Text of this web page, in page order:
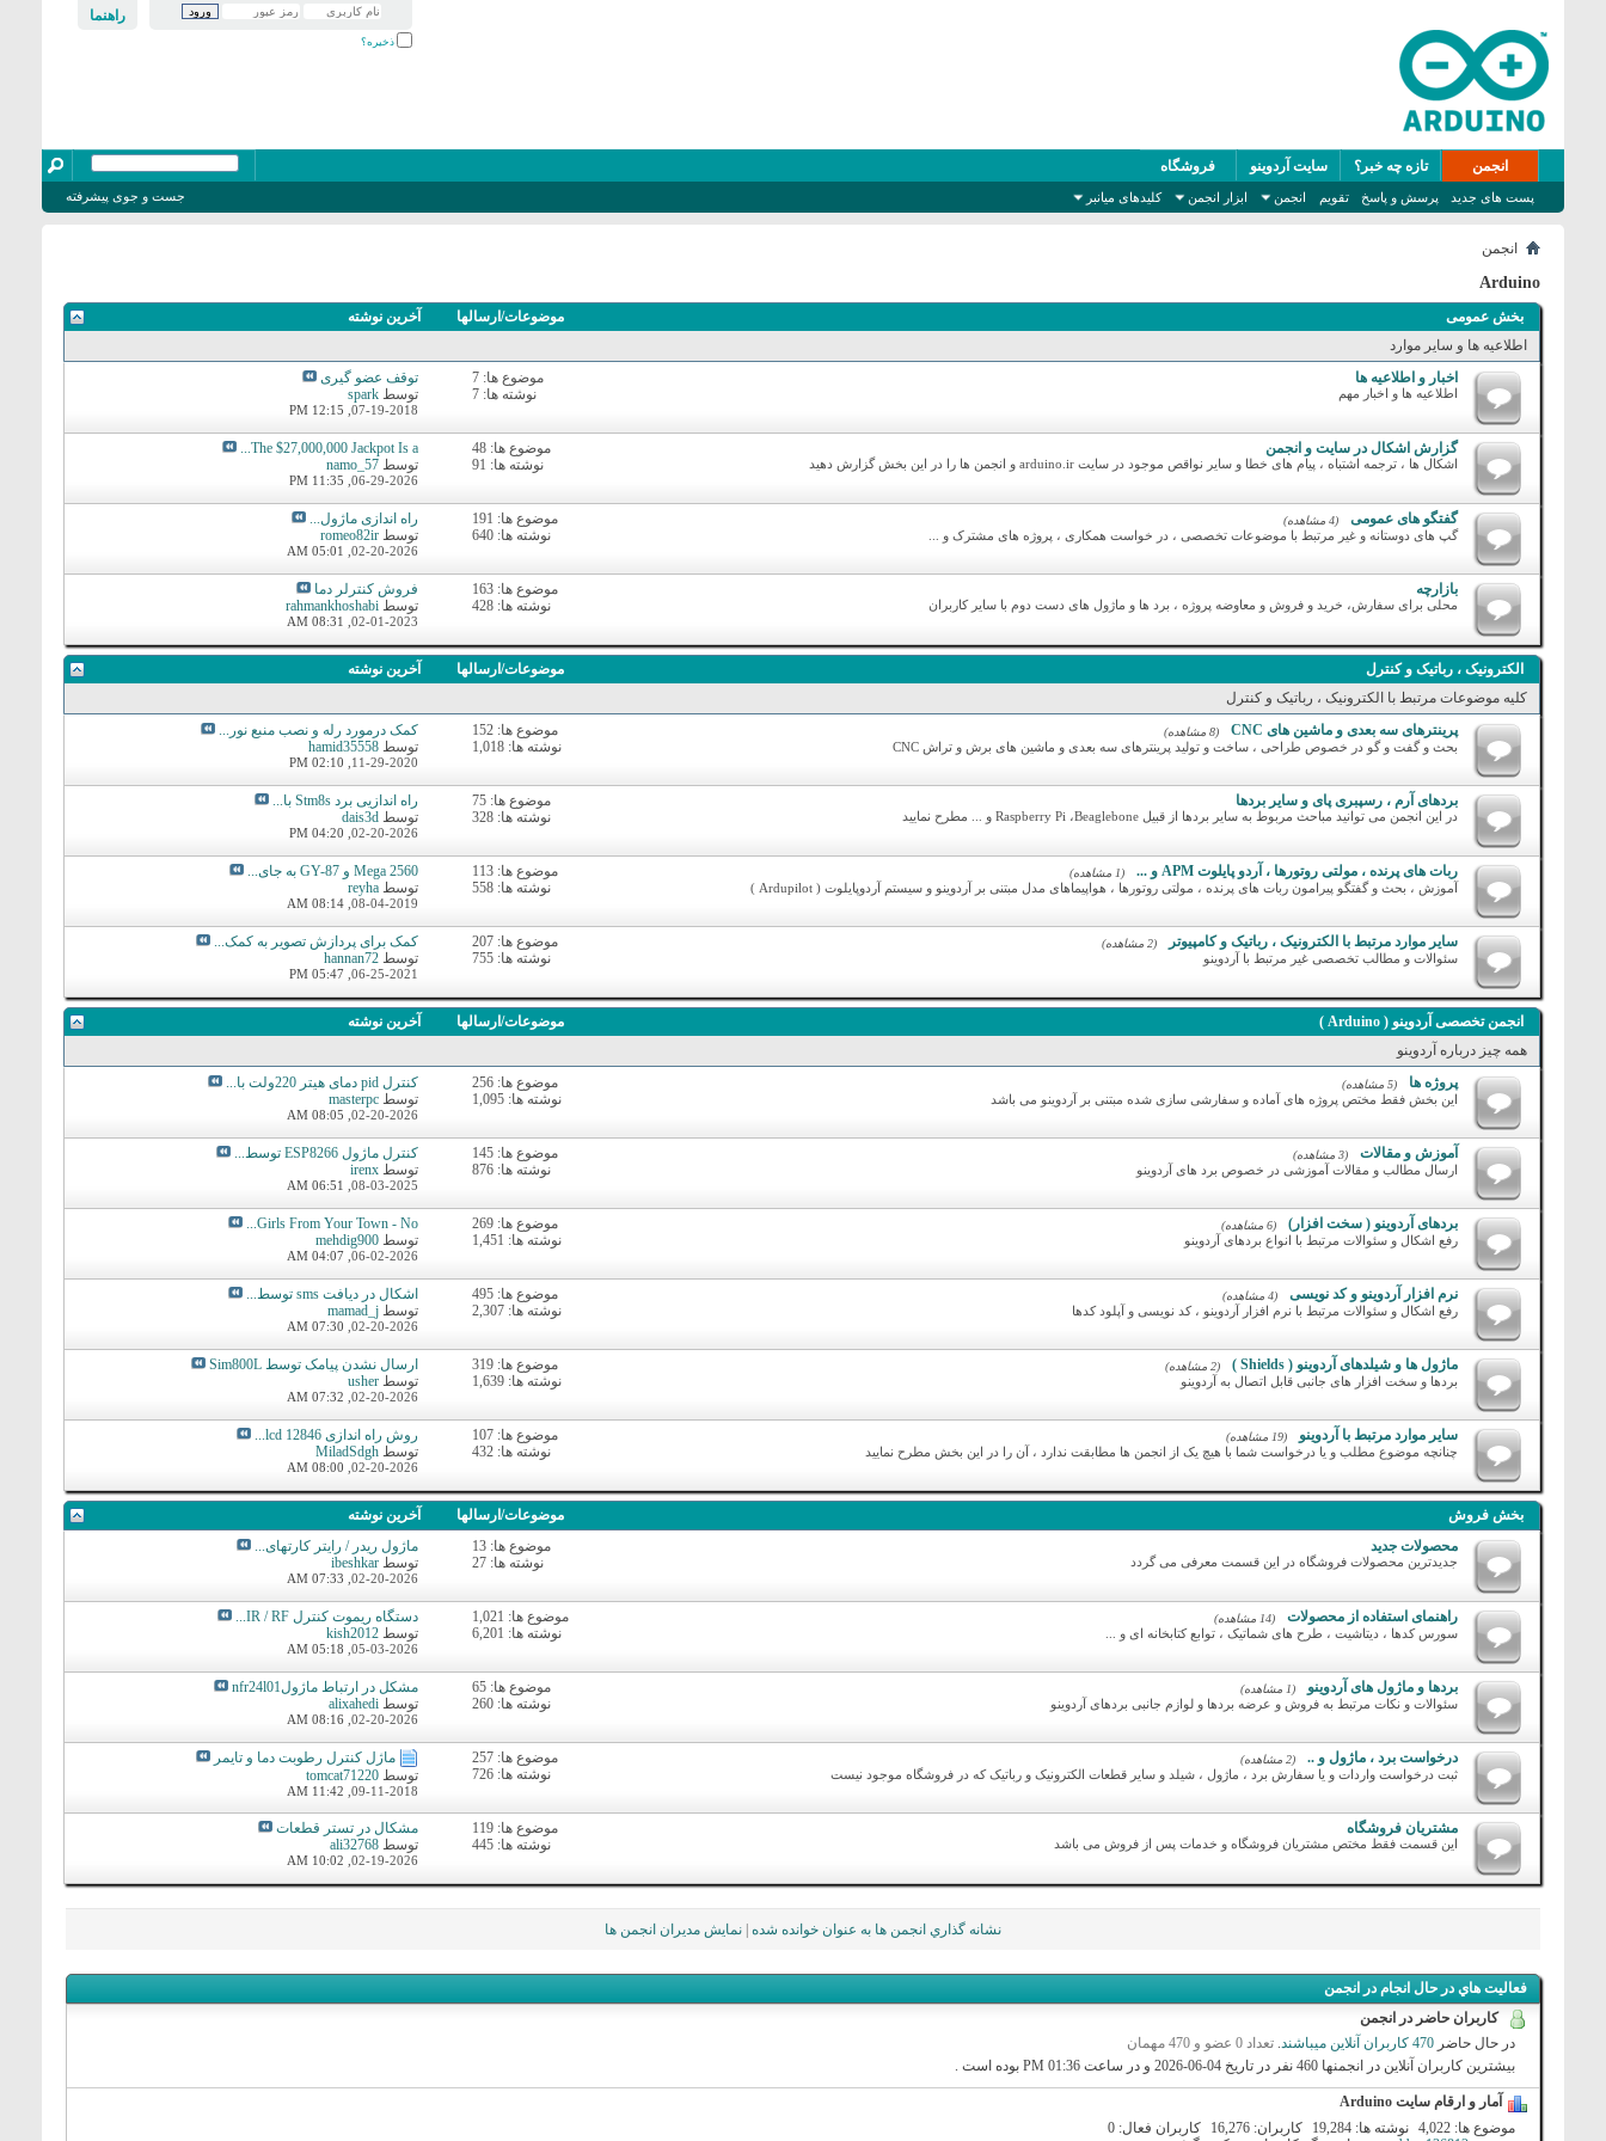
راهنما
ذخیره؟
انجمن
پست های جدید پرسش و پاسخ تقویم انجمن ابزار انجمن کلیدهای میانبر
تازه چه خبر؟ سایت آردوینو فروشگاه
جست و جوی پیشرفته
انجمن
Arduino
بخش عمومی موضوعات/ارسالها
آخرين نوشته
اطلاعیه ها و سایر موارد
اخبار و اطلاعیه ها
اطلاعیه ها و اخبار مهم
موضوع ها: 7
نوشته ها: 7
توقف عضو گیری
توسط spark
07-19-2018,
12:15 PM
گزارش اشکال در سایت و انجمن
اشکال ها ، ترجمه اشتباه ، پیام های خطا و سایر نواقص موجود در سایت arduino.ir و انجمن ها را در این بخش گزارش دهید
موضوع ها: 48
نوشته ها: 91
The $27,000,000 Jackpot Is a...
توسط namo_57
06-29-2026,
11:35 PM
گفتگو های عمومی (4 مشاهده)
گپ های دوستانه و غیر مرتبط با موضوعات تخصصی ، در خواست همکاری ، پروژه های مشترک و ...
موضوع ها: 191
نوشته ها: 640
راه اندازی ماژول...
توسط romeo82ir
02-20-2026,
05:01 AM
بازارچه
محلی برای سفارش، خرید و فروش و معاوضه پروژه ، برد ها و ماژول های دست دوم با سایر کاربران
موضوع ها: 163
نوشته ها: 428
فروش کنترلر دما
توسط rahmankhoshabi
02-01-2023,
08:31 AM
الکترونیک ، رباتیک و کنترل موضوعات/ارسالها
آخرين نوشته
کلیه موضوعات مرتبط با الکترونیک ، رباتیک و کنترل
پرینترهای سه بعدی و ماشین های CNC
(8 مشاهده)
بحث و گفت و گو در خصوص طراحی ، ساخت و تولید پرینترهای سه بعدی و ماشین های برش و تراش CNC
موضوع ها: 152
نوشته ها: 1,018
کمک درمورد رله و نصب منبع نور...
توسط hamid35558
11-29-2020,
02:10 PM
بردهای آرم ، رسپبری پای و سایر بردها
در این انجمن می توانید مباحث مربوط به سایر بردها از قبیل Raspberry Pi ،Beaglebone و ... مطرح نمایید
موضوع ها: 75
نوشته ها: 328
راه اندازیی برد Stm8s با...
توسط dais3d
02-20-2026,
04:20 PM
ربات های پرنده ، مولتی روتورها ، آردو پایلوت APM و ... (1 مشاهده)
آموزش ، بحث و گفتگو پیرامون ربات های پرنده ، مولتی روتورها ، هواپیماهای مدل مبتنی بر آردوینو و سیستم آردوپایلوت ( Ardupilot )
موضوع ها: 113
نوشته ها: 558
2560 Mega و GY-87 به جای...
توسط reyha
08-04-2019,
08:14 AM
سایر موارد مرتبط با الکترونیک ، رباتیک و کامپیوتر (2 مشاهده)
سئوالات و مطالب تخصصی غیر مرتبط با آردوینو
موضوع ها: 207
نوشته ها: 755
کمک برای پردازش تصویر به کمک...
توسط hannan72
06-25-2021,
05:47 PM
انجمن تخصصی آردوینو ( Arduino ) موضوعات/ارسالها
آخرين نوشته
همه چیز درباره آردوینو
پروژه ها
(5 مشاهده)
این بخش فقط مختص پروژه های آماده و سفارشی سازی شده مبتنی بر آردوینو می باشد
موضوع ها: 256
نوشته ها: 1,095
کنترل pid دمای هیتر 220ولت با...
توسط masterpc
02-20-2026,
08:05 AM
آموزش و مقالات (3 مشاهده)
ارسال مطالب و مقالات آموزشی در خصوص برد های آردوینو
موضوع ها: 145
نوشته ها: 876
کنترل ماژول ESP8266 توسط...
توسط irenx
08-03-2025,
06:51 AM
بردهای آردوینو ( سخت افزار) (6 مشاهده)
رفع اشکال و سئوالات مرتبط با انواع بردهای آردوینو
موضوع ها: 269
نوشته ها: 1,451
Girls From Your Town - No...
توسط mehdig900
06-02-2026,
04:07 AM
نرم افزار آردوینو و کد نویسی (4 مشاهده)
رفع اشکال و سئوالات مرتبط با نرم افزار آردوینو ، کد نویسی و آپلود کدها
موضوع ها: 495
نوشته ها: 2,307
اشکال در دیافت sms توسط...
توسط mamad_j
02-20-2026,
07:30 AM
ماژول ها و شیلدهای آردوینو ( Shields ) (2 مشاهده)
بردها و سخت افزار های جانبی قابل اتصال به آردوینو
موضوع ها: 319
نوشته ها: 1,639
ارسال نشدن پیامک توسط Sim800L
توسط usher
02-20-2026,
07:32 AM
سایر موارد مرتبط با آردوینو (19 مشاهده)
چنانچه موضوع مطلب و یا درخواست شما با هیچ یک از انجمن ها مطابقت ندارد ، آن را در این بخش مطرح نمایید
موضوع ها: 107
نوشته ها: 432
روش راه اندازی lcd 12846...
توسط MiladSdgh
02-20-2026,
08:00 AM
بخش فروش موضوعات/ارسالها
آخرين نوشته
محصولات جدید
جدیدترین محصولات فروشگاه در این قسمت معرفی می گردد
موضوع ها: 13
نوشته ها: 27
ماژول ریدر / رایتر کارتهای...
توسط ibeshkar
02-20-2026,
07:33 AM
راهنمای استفاده از محصولات (14 مشاهده)
سورس کدها ، دیتاشیت ، طرح های شماتیک ، توابع کتابخانه ای و ...
موضوع ها: 1,021
نوشته ها: 6,201
دستگاه ریموت کنترل IR / RF...
توسط kish2012
05-03-2026,
05:18 AM
بردها و ماژول های آردوینو (1 مشاهده)
سئوالات و نکات مرتبط به فروش و عرضه بردها و لوازم جانبی بردهای آردوینو
موضوع ها: 65
نوشته ها: 260
مشکل در ارتباط ماژولnfr24l01
توسط alixahedi
02-20-2026,
08:16 AM
درخواست برد ، ماژول و .. (2 مشاهده)
ثبت درخواست واردات و یا سفارش برد ، ماژول ، شیلد و سایر قطعات الکترونیک و رباتیک که در فروشگاه موجود نیست
موضوع ها: 257
نوشته ها: 726
ماژل کنترل رطوبت دما و تایمر
توسط tomcat71220
09-11-2018,
11:42 AM
مشتریان فروشگاه
این قسمت فقط مختص مشتریان فروشگاه و خدمات پس از فروش می باشد
موضوع ها: 119
نوشته ها: 445
مشکال در تستر قطعات
توسط ali32768
02-19-2026,
10:02 AM
نشانه گذاري انجمن ها به عنوان خوانده شده نمايش مديران انجمن ها
فعاليت هاي در حال انجام در انجمن
کاربران حاضر در انجمن
در حال حاضر 470 کاربران آنلاین میباشند . تعداد 0 عضو و 470 مهمان
بیشترین کاربران آنلاین در انجمنها 460 نفر در تاریخ 04-06-2026 و در ساعت 01:36 PM بوده است .
آمار و ارقام سايت Arduino
موضوع ها 4,022 نوشته ها 19,284 کاربران 16,276 کاربران فعال 0